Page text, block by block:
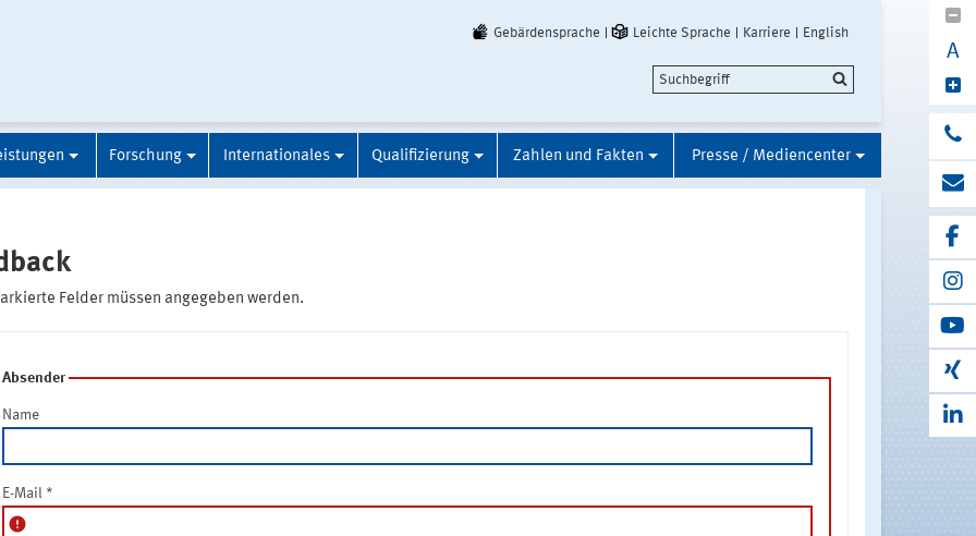
Gebärdensprache Leichte Sprache Karriere English
A
Forschung Internationales Qualifizierung Zahlen und Fakten Presse / Mediencenter
Felder müssen angegeben werden.
Absender
Name
E-Mail *
error